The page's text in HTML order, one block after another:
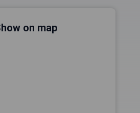
on map